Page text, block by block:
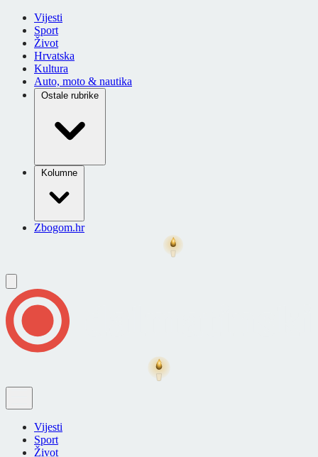
Vijesti
Sport
Život
Hrvatska
Kultura
Auto, moto & nautika
Ostale rubrike
Kolumne
Zbogom.hr
Vijesti
Sport
Život